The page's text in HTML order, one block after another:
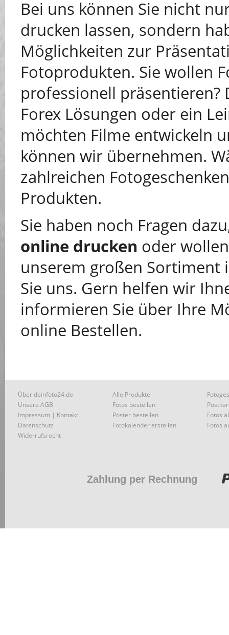
Bei uns können Sie nicht
drucken lassen, sondern
Möglichkeiten zur
Fotoprodukten. Sie wollen
professionell
Forex Lösungen oder ein
möchten Filme entwickeln
können wir übernehmen.
zahlreichen
Produkten.
Sie haben noch Fragen
online drucken oder
unserem großen
Sie uns. Gern helfen wir
informieren Sie über Ihre
online Bestellen.
Über deinfoto24.de
Unsere AGB
Impressum | Kontakt
Datenschutz
Widerrufsrecht
Alle Produkte
Fotos bestellen
Poster bestellen
Fotokalender erstellen
Fotos
Fotos
Zahlung per Rechnung